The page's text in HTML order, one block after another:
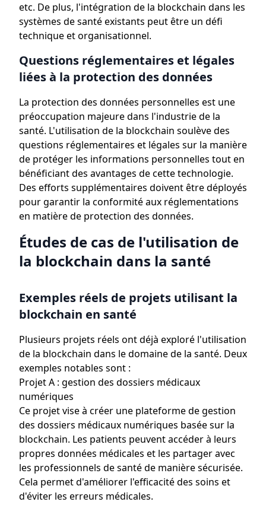
etc. De plus, l'intégration de la blockchain dans les
systèmes de santé existants peut être un défi
technique et organisationnel.
Questions réglementaires et légales
liées à la protection des données
La protection des données personnelles est une
préoccupation majeure dans l'industrie de la
santé. L'utilisation de la blockchain soulève des
questions réglementaires et légales sur la manière
de protéger les informations personnelles tout en
bénéficiant des avantages de cette technologie.
Des efforts supplémentaires doivent être déployés
pour garantir la conformité aux réglementations
en matière de protection des données.
Études de cas de l'utilisation de
la blockchain dans la santé
Exemples réels de projets utilisant la
blockchain en santé
Plusieurs projets réels ont déjà exploré l'utilisation
de la blockchain dans le domaine de la santé. Deux
exemples notables sont :
Projet A : gestion des dossiers médicaux
numériques
Ce projet vise à créer une plateforme de gestion
des dossiers médicaux numériques basée sur la
blockchain. Les patients peuvent accéder à leurs
propres données médicales et les partager avec
les professionnels de santé de manière sécurisée.
Cela permet d'améliorer l'efficacité des soins et
d'éviter les erreurs médicales.